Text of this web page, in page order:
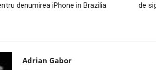
denumirea iPhone in Brazilia
de
Adrian Gabor